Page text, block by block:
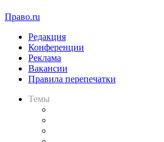
Право.ru
Редакция
Конференции
Реклама
Вакансии
Правила перепечатки
Темы